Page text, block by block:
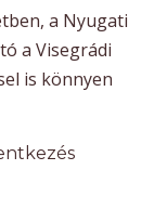
a Nyugati
a Visegrádi
is könnyen